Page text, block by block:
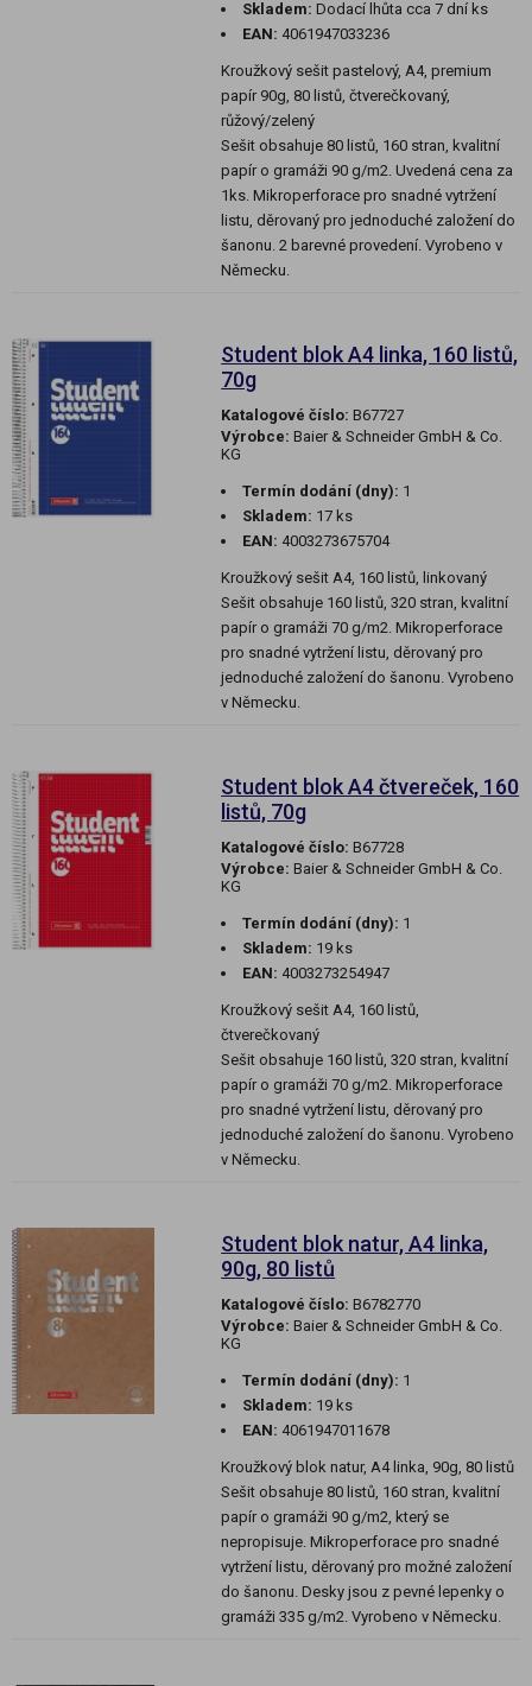
Skladem: Dodací lhůta cca 7 dní ks
EAN: 4061947033236
Kroužkový sešit pastelový, A4, premium
papír 90g, 80 listů, čtverečkovaný,
růžový/zelený
Sešit obsahuje 80 listů, 160 stran, kvalitní
papír o gramáži 90 g/m2. Uvedená cena za
1ks. Mikroperforace pro snadné vytržení
listu, děrovaný pro jednoduché založení do
šanonu. 2 barevné provedení. Vyrobeno v
Německu.
Student blok A4 linka, 160 listů,
70g
Katalogové číslo: B67727
Výrobce: Baier & Schneider GmbH & Co.
KG
Termín dodání (dny): 1
Skladem: 17 ks
EAN: 4003273675704
Kroužkový sešit A4, 160 listů, linkovaný
Sešit obsahuje 160 listů, 320 stran, kvalitní
papír o gramáži 70 g/m2. Mikroperforace
pro snadné vytržení listu, děrovaný pro
jednoduché založení do šanonu. Vyrobeno
v Německu.
Student blok A4 čtvereček, 160
listů, 70g
Katalogové číslo: B67728
Výrobce: Baier & Schneider GmbH & Co.
KG
Termín dodání (dny): 1
Skladem: 19 ks
EAN: 4003273254947
Kroužkový sešit A4, 160 listů,
čtverečkovaný
Sešit obsahuje 160 listů, 320 stran, kvalitní
papír o gramáži 70 g/m2. Mikroperforace
pro snadné vytržení listu, děrovaný pro
jednoduché založení do šanonu. Vyrobeno
v Německu.
Student blok natur, A4 linka,
90g, 80 listů
Katalogové číslo: B6782770
Výrobce: Baier & Schneider GmbH & Co.
KG
Termín dodání (dny): 1
Skladem: 19 ks
EAN: 4061947011678
Kroužkový blok natur, A4 linka, 90g, 80 listů
Sešit obsahuje 80 listů, 160 stran, kvalitní
papír o gramáži 90 g/m2, který se
nepropisuje. Mikroperforace pro snadné
vytržení listu, děrovaný pro možné založení
do šanonu. Desky jsou z pevné lepenky o
gramáži 335 g/m2. Vyrobeno v Německu.